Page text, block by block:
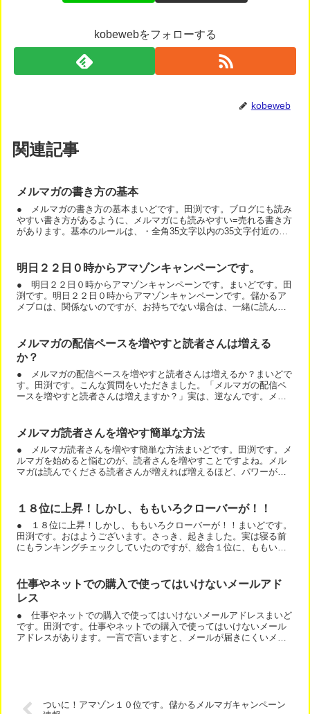
kobewebをフォローする
kobeweb
関連記事
メルマガの書き方の基本
● メルマガの書き方の基本まいどです。田渕です。ブログにも読み
やすい書き方があるように、メルマガにも読みやすい=売れる書き方
があります。基本のルールは、・全角35文字以内の35文字付近のキ
明日２２日０時からアマゾンキャンペーンです。
● 明日２２日０時からアマゾンキャンペーンです。まいどです。田
渕です。明日２２日０時からアマゾンキャンペーンです。儲かるア
メブロは、関係ないのですが、お持ちでない場合は、一緒に読んで
メルマガの配信ペースを増やすと読者さんは増える
か？
● メルマガの配信ペースを増やすと読者さんは増えるか？まいどで
す。田渕です。こんな質問をいただきました。「メルマガの配信ペ
ースを増やすと読者さんは増えますか？」実は、逆なんです。メル
メルマガ読者さんを増やす簡単な方法
● メルマガ読者さんを増やす簡単な方法まいどです。田渕です。メ
ルマガを始めると悩むのが、読者さんを増やすことですよね。メル
マガは読んでくださる読者さんが増えれば増えるほど、パワーが出
１８位に上昇！しかし、ももいろクローバーが！！
● １８位に上昇！しかし、ももいろクローバーが！！まいどです。
田渕です。おはようございます。さっき、起きました。実は寝る前
にもランキングチェックしていたのですが、総合１位に、ももいろ
仕事やネットでの購入で使ってはいけないメールアド
レス
● 仕事やネットでの購入で使ってはいけないメールアドレスまいど
です。田渕です。仕事やネットでの購入で使ってはいけないメール
アドレスがあります。一言で言いますと、メールが届きにくいメー
ついに！アマゾン１０位です。儲かるメルマガキャンペーン